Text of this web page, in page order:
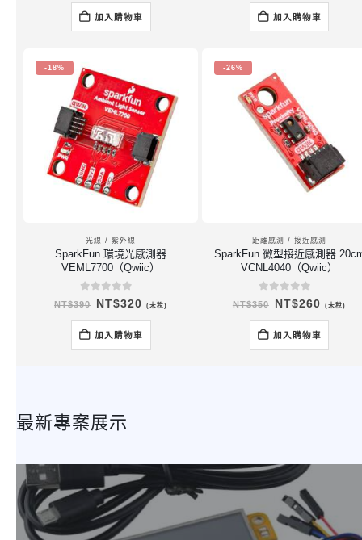
價
格：
NT$553。
價
格：
NT$480。
加入購物車
價
格：
NT$245。
價
格：
加入購物車
-18%
光線 / 紫外線
SparkFun 環境光感測器
VEML7700（Qwiic）
out of 5
NT$390
原
價
格：
NT$390。
NT$320 目
前
價
格：
NT$320。
(未稅)
加入購物車
-26%
距離感測 / 接近感測
SparkFun 微型接近感測器
VCNL4040（Qwiic）
out of 5
NT$350
原
價
格：
NT$350。
NT$260 目
前
價
格：
(未稅)
加入購物車
最新專案展示